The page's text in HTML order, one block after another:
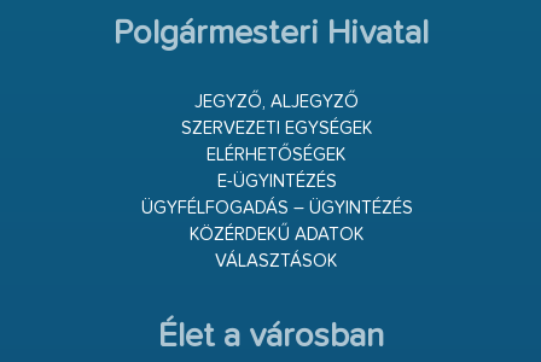
Polgármesteri Hivatal
JEGYZŐ, ALJEGYZŐ
SZERVEZETI EGYSÉGEK
ELÉRHETŐSÉGEK
E-ÜGYINTÉZÉS
ÜGYFÉLFOGADÁS – ÜGYINTÉZÉS
KÖZÉRDEKŰ ADATOK
VÁLASZTÁSOK
Élet a városban